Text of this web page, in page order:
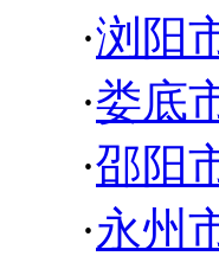
·浏阳
·娄底
·邵阳
·永州